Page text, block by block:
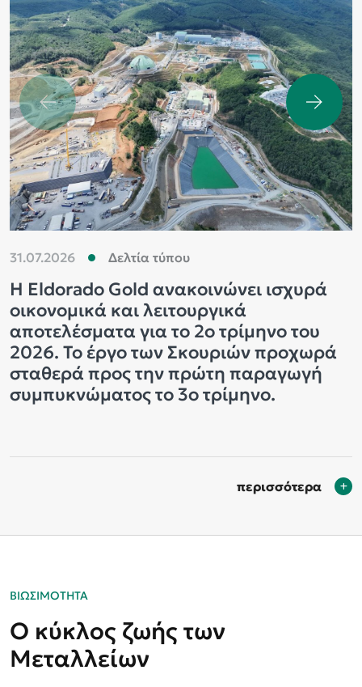
31.07.2026 Δελτία τύπου
Η Eldorado Gold ανακοινώνει ισχυρά
οικονομικά και λειτουργικά
αποτελέσματα για το 2ο τρίμηνο του
2026. Το έργο των Σκουριών προχωρά
σταθερά προς την πρώτη παραγωγή
συμπυκνώματος το 3ο τρίμηνο.
περισσότερα
ΒΙΩΣΙΜΟΤΗΤΑ
Ο κύκλος ζωής των
Μεταλλείων